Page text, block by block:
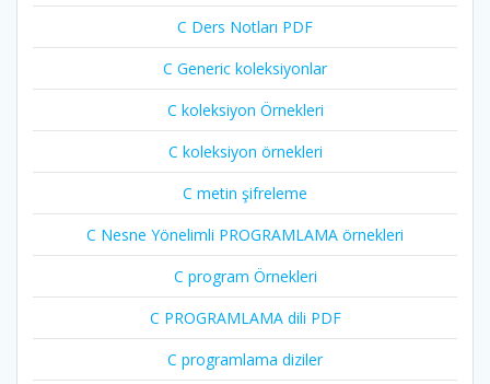
C Ders Notları PDF
C Generic koleksiyonlar
C koleksiyon Örnekleri
C koleksiyon örnekleri
C metin şifreleme
C Nesne Yönelimli PROGRAMLAMA örnekleri
C program Örnekleri
C PROGRAMLAMA dili PDF
C programlama diziler